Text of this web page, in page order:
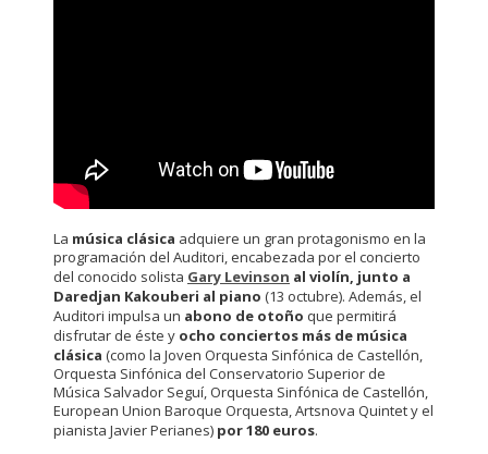
La música clásica adquiere un gran protagonismo en la
programación del Auditori, encabezada por el concierto
del conocido solista Gary Levinson al violín, junto a
Daredjan Kakouberi al piano (13 octubre). Además, el
Auditori impulsa un abono de otoño que permitirá
disfrutar de éste y ocho conciertos más de música
clásica (como la Joven Orquesta Sinfónica de Castellón,
Orquesta Sinfónica del Conservatorio Superior de
Música Salvador Seguí, Orquesta Sinfónica de Castellón,
European Union Baroque Orquesta, Artsnova Quintet y el
pianista Javier Perianes) por 180 euros.